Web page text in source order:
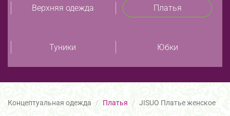
Верхняя одежда Платья
Туники Юбки
Концептуальная одежда Платья JISUO Платье женское